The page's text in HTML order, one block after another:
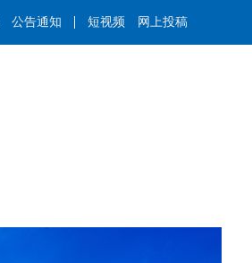
公告通知 短视频 网上投稿